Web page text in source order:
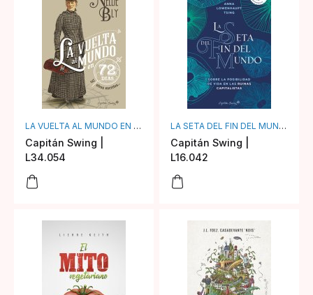
LA VUELTA AL MUNDO EN 72 DÍAS
Capitán Swing |
L34.054
LA SETA DEL FIN DEL MUNDO
Capitán Swing |
L16.042